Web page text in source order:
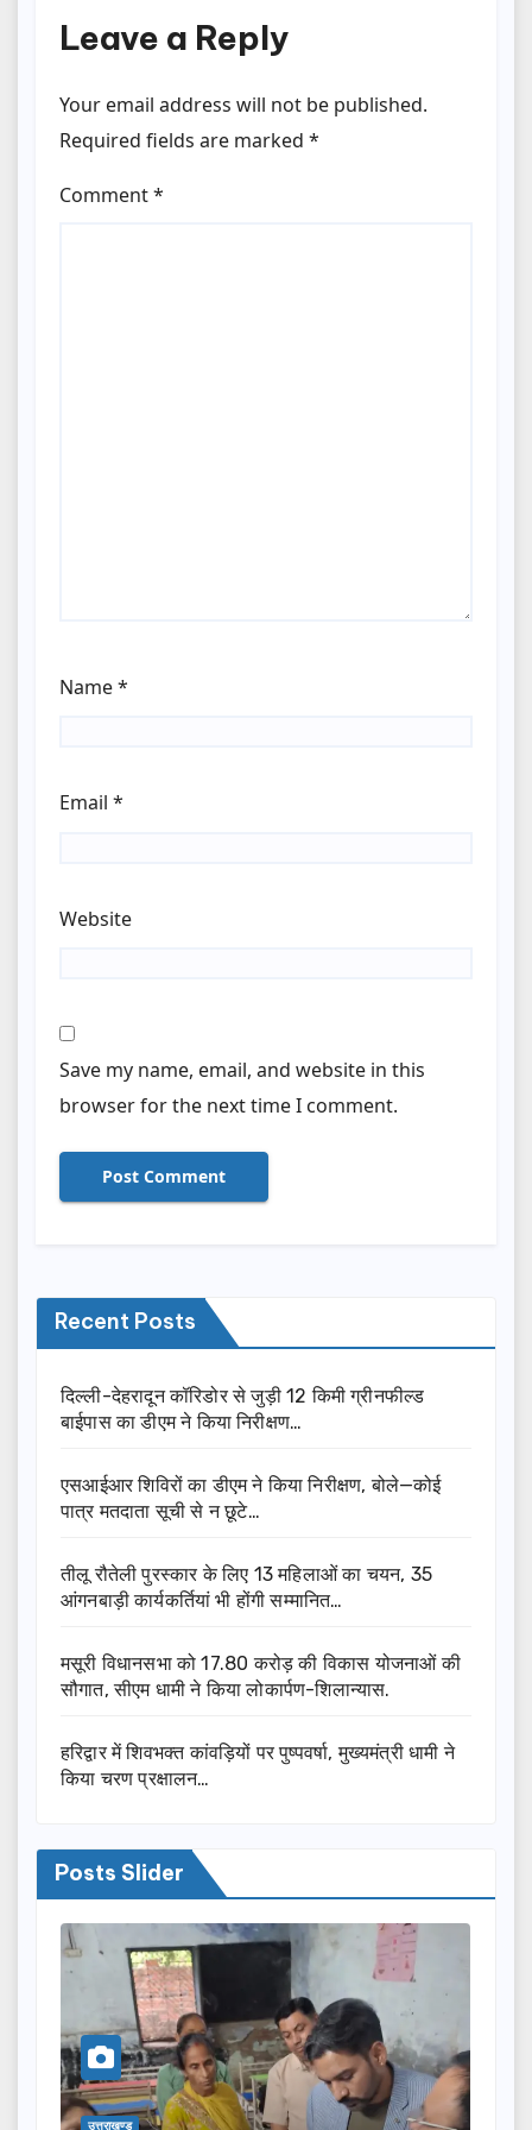
Leave a Reply
Your email address will not be published.
Required fields are marked *
Comment*
Name*
Email *
Website
Save my name, email, and website in this
browser for the next time I comment.
Recent Posts
दिल्ली-देहरादून कॉरिडोर से जुड़ी 12 किमी ग्रीनफील्ड
बाईपास का डीएम ने किया निरीक्षण…
एसआईआर शिविरों का डीएम ने किया निरीक्षण, बोले—कोई
पात्र मतदाता सूची से न छूटे…
तीलू रौतेली पुरस्कार के लिए 13 महिलाओं का चयन, 35
आंगनबाड़ी कार्यकर्तियां भी होंगी सम्मानित…
मसूरी विधानसभा को 17.80 करोड़ की विकास योजनाओं की
सौगात, सीएम धामी ने किया लोकार्पण-शिलान्यास.
हरिद्वार में शिवभक्त कांवड़ियों पर पुष्पवर्षा, मुख्यमंत्री धामी ने
किया चरण प्रक्षालन…
Posts Slider
उत्तराखण्ड